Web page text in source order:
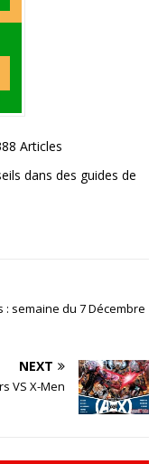
Articles
dans des guides de
: semaine du 7 Décembre
NEXT
VS X-Men